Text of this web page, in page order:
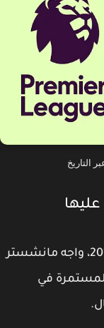
بعد اعتزال السير أليكس فيرغسون في 2013، واجه مانشستر
في